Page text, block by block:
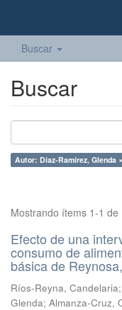
Buscar
Buscar
Autor: Díaz-Ramírez, Glenda ×
Mostrando ítems 1-1 de
Efecto de una
consumo de
básica de
Ríos-Reyna, Candelaria;
Glenda; Almanza-Cruz,